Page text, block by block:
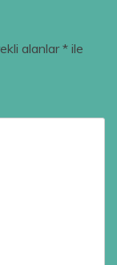
alanlar* ile